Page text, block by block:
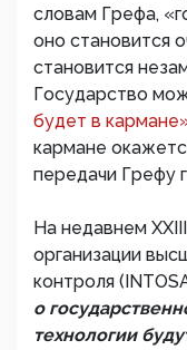
словам Грефа,
оно становится
становится
Государство
будет в
кармане
передачи Грефу
На недавнем
организации
контроля
о
технологии